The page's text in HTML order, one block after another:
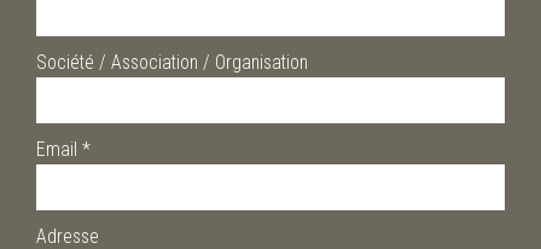
Société / Association / Organisation
Email *
Adresse